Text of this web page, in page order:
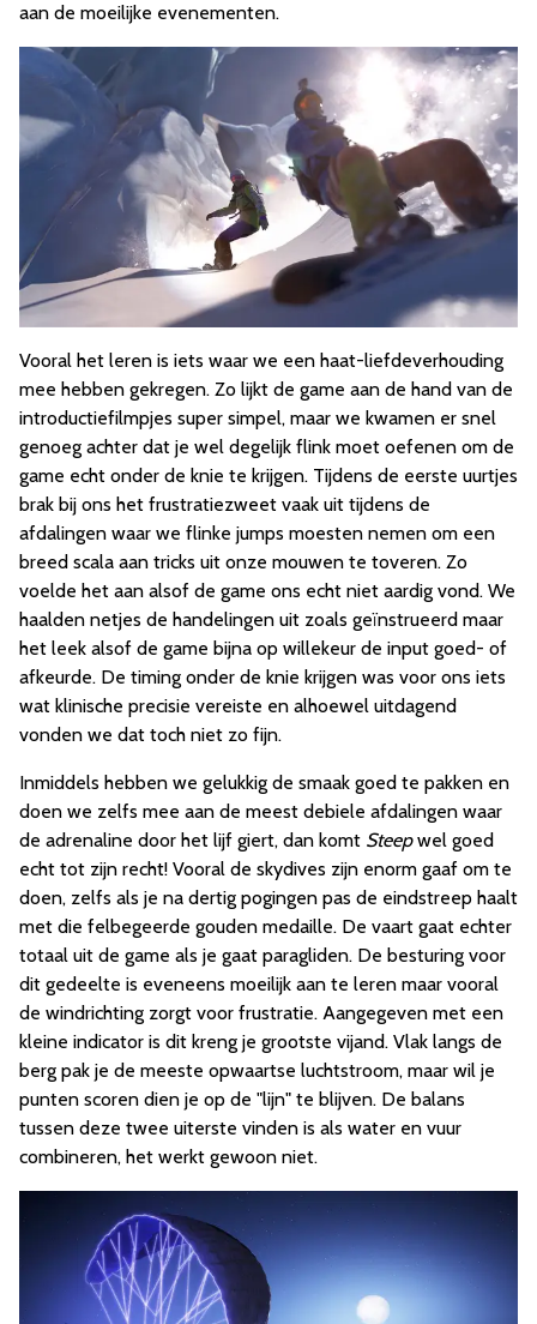
aan de moeilijke evenementen.
Vooral het leren is iets waar we een haat-liefdeverhouding
mee hebben gekregen. Zo lijkt de game aan de hand van de
introductiefilmpjes super simpel, maar we kwamen er snel
genoeg achter dat je wel degelijk flink moet oefenen om de
game echt onder de knie te krijgen. Tijdens de eerste uurtjes
brak bij ons het frustratiezweet vaak uit tijdens de
afdalingen waar we flinke jumps moesten nemen om een
breed scala aan tricks uit onze mouwen te toveren. Zo
voelde het aan alsof de game ons echt niet aardig vond. We
haalden netjes de handelingen uit zoals geïnstrueerd maar
het leek alsof de game bijna op willekeur de input goed- of
afkeurde. De timing onder de knie krijgen was voor ons iets
wat klinische precisie vereiste en alhoewel uitdagend
vonden we dat toch niet zo fijn.
Inmiddels hebben we gelukkig de smaak goed te pakken en
doen we zelfs mee aan de meest debiele afdalingen waar
de adrenaline door het lijf giert, dan komt Steepwel goed
echt tot zijn recht! Vooral de skydives zijn enorm gaaf om te
doen, zelfs als je na dertig pogingen pas de eindstreep haalt
met die felbegeerde gouden medaille. De vaart gaat echter
totaal uit de game als je gaat paragliden. De besturing voor
dit gedeelte is eveneens moeilijk aan te leren maar vooral
de windrichting zorgt voor frustratie. Aangegeven met een
kleine indicator is dit kreng je grootste vijand. Vlak langs de
berg pak je de meeste opwaartse luchtstroom, maar wil je
punten scoren dien je op de "lijn" te blijven. De balans
tussen deze twee uiterste vinden is als water en vuur
combineren, het werkt gewoon niet.